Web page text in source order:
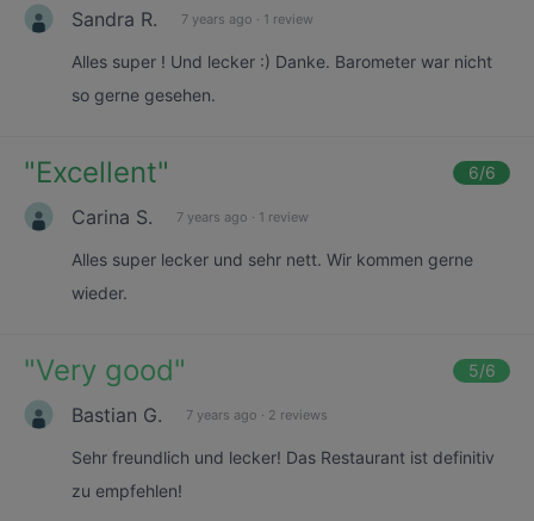
Sandra R. 7 years ago · 1 review
Alles super ! Und lecker :) Danke. Barometer war nicht
so gerne gesehen.
"Excellent" 6/6
Carina S. 7 years ago · 1 review
Alles super lecker und sehr nett. Wir kommen gerne
wieder.
"Very good" 5/6
Bastian G. 7 years ago · 2 reviews
Sehr freundlich und lecker! Das Restaurant ist definitiv
zu empfehlen!